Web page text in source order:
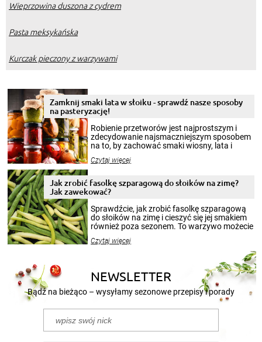
Wieprzowina duszona z cydrem
Pasta meksykańska
Kurczak pieczony z warzywami
Zamknij smaki lata w słoiku - sprawdź nasze sposoby
na pasteryzację!
Robienie przetworów jest najprostszym i
zdecydowanie najsmaczniejszym sposobem
na to, by zachować smaki wiosny, lata i
krajobrazów, by cieszyć nimi oko w sezonie
pełni poczuć atmosferę cieplejszych
miesięcy. Przygotowanie słoików ze
patenty, które pozwolą zachować świeżość
przetworów.
Czytaj więcej
Jak zrobić fasolkę szparagową do słoików na zimę?
Jak zawekować?
Sprawdźcie, jak zrobić fasolkę szparagową
do słoików na zimę i cieszyć się jej smakiem
również poza sezonem. To warzywo możecie
nasze propozycje!
Czytaj więcej
NEWSLETTER
Bądź na bieżąco – wysyłamy sezonowe przepisy i porady